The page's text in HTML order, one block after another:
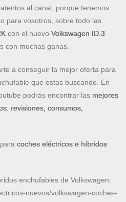
al canal, porque tenemos
para vosotros, sobre todo las
con el nuevo Volkswagen ID.3
con muchas ganas.
a conseguir la mejor oferta para
que estas buscando. En
podrás encontrar las mejores
revisiones, consumos,
coches eléctricos e híbridos
enchufables de Volkswagen:
nuevos/volkswagen-coches-